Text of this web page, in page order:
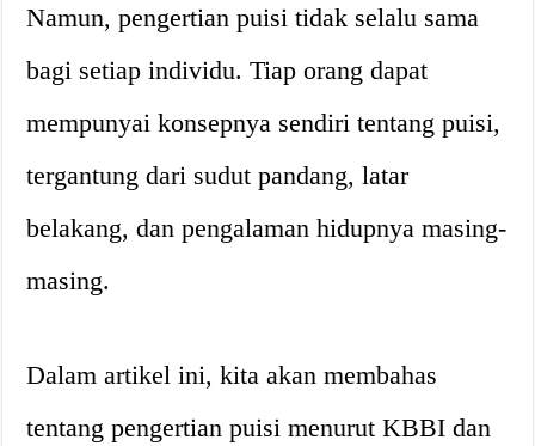
Namun, pengertian puisi tidak selalu sama
bagi setiap individu. Tiap orang dapat
mempunyai konsepnya sendiri tentang puisi,
tergantung dari sudut pandang, latar
belakang, dan pengalaman hidupnya masing-
masing.
Dalam artikel ini, kita akan membahas
tentang pengertian puisi menurut KBBI dan